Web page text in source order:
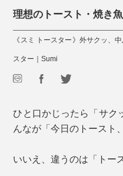
理想のトースト・焼き
《スミ トースター》外サクッ、
スター｜Sumi
ひと口かじったら「サク
んなが「今日のトースト
いいえ、違うのは「トー